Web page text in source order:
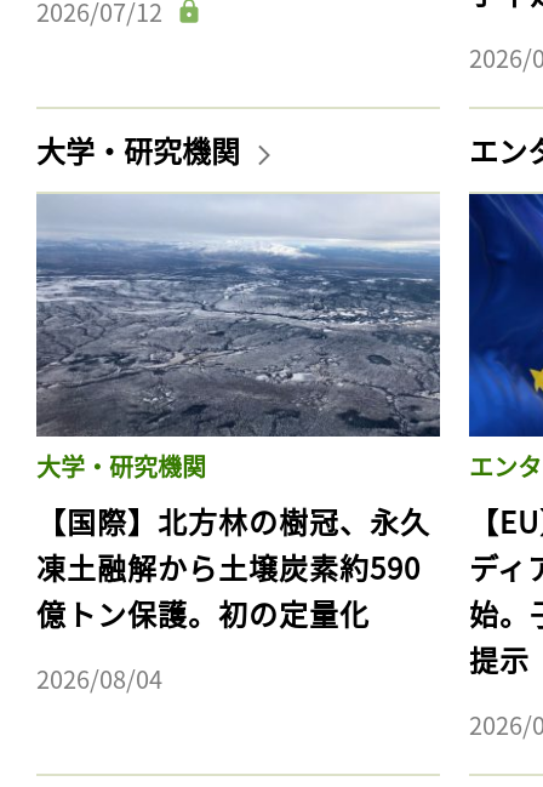
2026/07/12
2026/
大学・研究機関
大学・研究機関
【国際】北方林の樹冠、永久
凍土融解から土壌炭素約590
億トン保護。初の定量化
2026/08/04
エン
エン
【
ディ
始。
提示
2026/